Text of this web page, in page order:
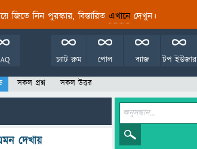
জিতে নিন পুরস্কার, বিস্তারিত এখানেদেখুন।
টপ ইউজার
ব্যাজ
পোল
চ্যাট রুম
সকল প্রশ্ন সকল উত্তর
দেখায়